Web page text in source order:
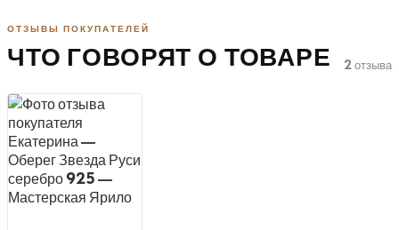
ОТЗЫВЫ ПОКУПАТЕЛЕЙ
ЧТО ГОВОРЯТ О ТОВАРЕ 2 отзыва